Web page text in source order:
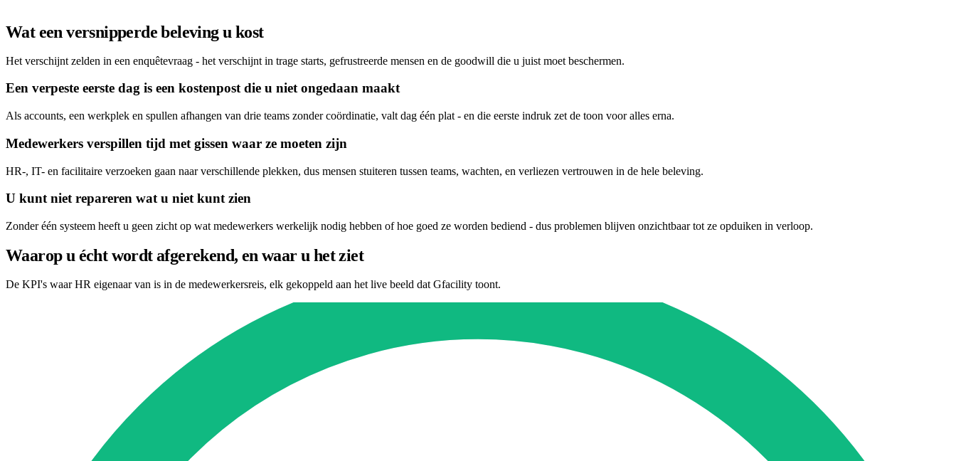
Wat een versnipperde beleving u kost
Het verschijnt zelden in een enquêtevraag - het verschijnt in trage starts, gefrustreerde mensen en de goodwill die u juist moet beschermen.
Een verpeste eerste dag is een kostenpost die u niet ongedaan maakt
Als accounts, een werkplek en spullen afhangen van drie teams zonder coördinatie, valt dag één plat - en die eerste indruk zet de toon voor alles erna.
Medewerkers verspillen tijd met gissen waar ze moeten zijn
HR-, IT- en facilitaire verzoeken gaan naar verschillende plekken, dus mensen stuiteren tussen teams, wachten, en verliezen vertrouwen in de hele beleving.
U kunt niet repareren wat u niet kunt zien
Zonder één systeem heeft u geen zicht op wat medewerkers werkelijk nodig hebben of hoe goed ze worden bediend - dus problemen blijven onzichtbaar tot ze opduiken in verloop.
Waarop u écht wordt afgerekend, en waar u het ziet
De KPI's waar HR eigenaar van is in de medewerkersreis, elk gekoppeld aan het live beeld dat Gfacility toont.